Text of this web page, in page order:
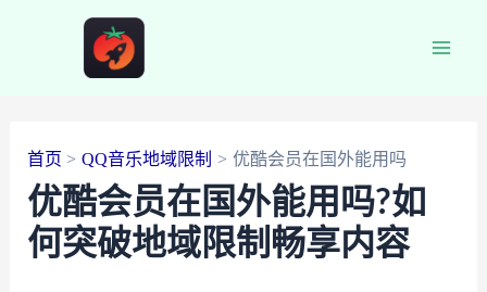
首页 QQ音乐地域限制 优酷会员在国外能用吗
优酷会员在国外能用吗?如
何突破地域限制畅享内容